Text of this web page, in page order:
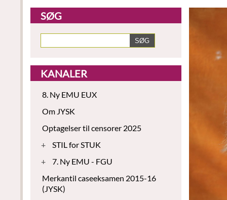
SØG
KANALER
8. Ny EMU EUX
Om JYSK
Optagelser til censorer 2025
+
STIL for STUK
+
7. Ny EMU - FGU
Merkantil caseeksamen 2015-16
(JYSK)